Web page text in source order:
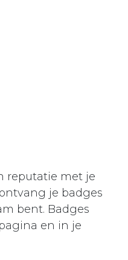
reputatie met je
je badges
bent. Badges
en in je